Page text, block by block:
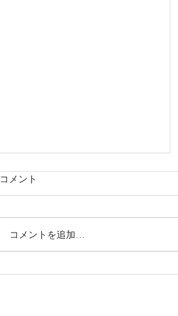
本格ブログをデザイン
コメント
コメントを追加…